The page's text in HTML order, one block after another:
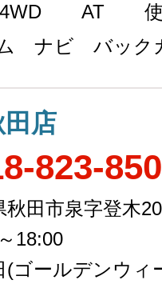
4WD AT
ム ナビ バック
店
823-
秋田市泉字登木
18:00
(ゴールデンウィ